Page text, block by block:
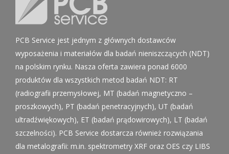
PCB Service jest jednym z głównych dostawców
wyposażenia i materiałów dla badań nieniszczących (NDT)
na polskim rynku. Nasza oferta zawiera ponad 6000
produktów dla wszystkich metod badań NDT: RT
(radiografii przemysłowej, MT (badań magnetyczno –
proszkowych), PT (badań penetracyjnych), UT (badań
ultradźwiękowych), ET (badań prądowirowych), LT (badań
szczelności). PCB Service dostarcza również rozwiązania
dla metalografii: m.in. spektrometry XRF oraz OES czy LIBS